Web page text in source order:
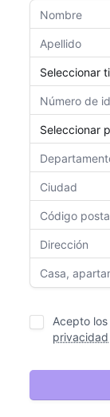
Acepto los
privacidad